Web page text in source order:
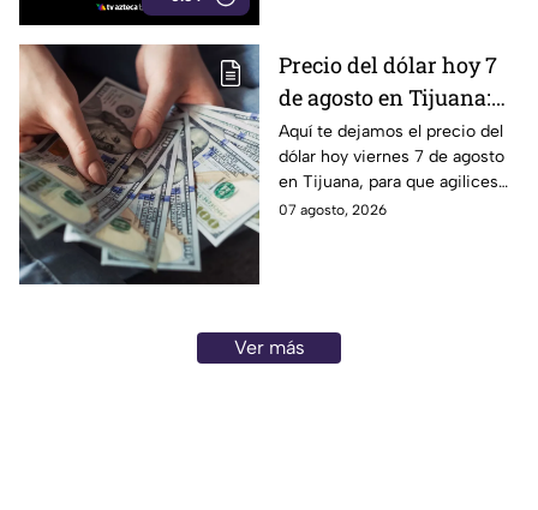
Precio del dólar hoy 7
de agosto en Tijuana:
¿sigue perdiendo
fuerza este viernes?
Aquí te dejamos el precio del
dólar hoy viernes 7 de agosto
en Tijuana, para que agilices
tus cambios, compras y
07 agosto, 2026
Ver más